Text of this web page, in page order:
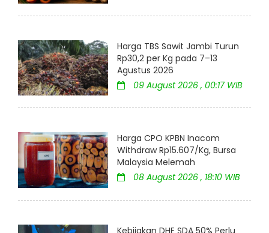
Harga TBS Sawit Jambi Turun
Rp30,2 per Kg pada 7–13
Agustus 2026
09 August 2026 , 00:17 WIB
Harga CPO KPBN Inacom
Withdraw Rp15.607/Kg, Bursa
Malaysia Melemah
08 August 2026 , 18:10 WIB
Kebijakan DHE SDA 50% Perlu